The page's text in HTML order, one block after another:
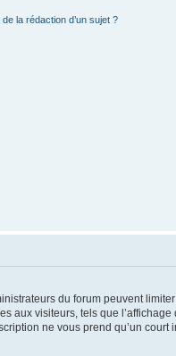
la rédaction d’un sujet ?
du forum peuvent
aux visiteurs, tels que
ne vous prend qu’un